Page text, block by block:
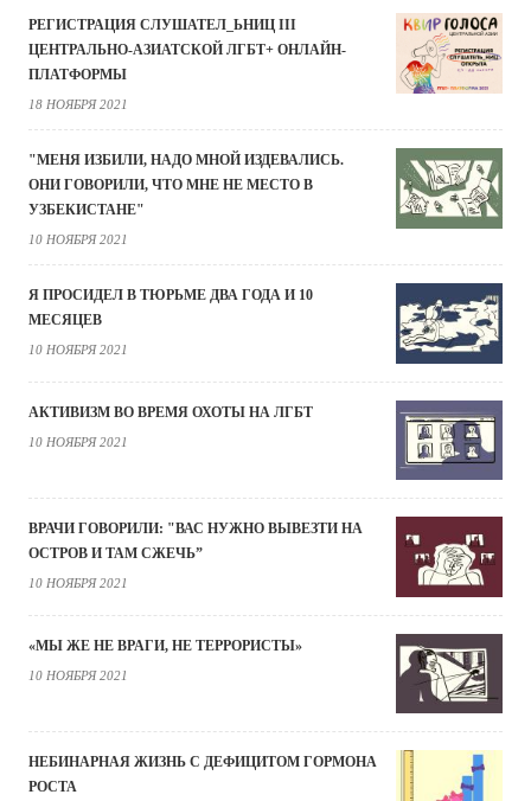
РЕГИСТРАЦИЯ СЛУШАТЕЛ_ЬНИЦ III
ЦЕНТРАЛЬНО-АЗИАТСКОЙ ЛГБТ+ ОНЛАЙН-
ПЛАТФОРМЫ
18 НОЯБРЯ 2021
"МЕНЯ ИЗБИЛИ, НАДО МНОЙ ИЗДЕВАЛИСЬ.
ОНИ ГОВОРИЛИ, ЧТО МНЕ НЕ МЕСТО В
УЗБЕКИСТАНЕ"
10 НОЯБРЯ 2021
Я ПРОСИДЕЛ В ТЮРЬМЕ ДВА ГОДА И 10
МЕСЯЦЕВ
10 НОЯБРЯ 2021
АКТИВИЗМ ВО ВРЕМЯ ОХОТЫ НА ЛГБТ
10 НОЯБРЯ 2021
ВРАЧИ ГОВОРИЛИ: "ВАС НУЖНО ВЫВЕЗТИ НА
ОСТРОВ И ТАМ СЖЕЧЬ”
10 НОЯБРЯ 2021
«МЫ ЖЕ НЕ ВРАГИ, НЕ ТЕРРОРИСТЫ»
10 НОЯБРЯ 2021
НЕБИНАРНАЯ ЖИЗНЬ С ДЕФИЦИТОМ ГОРМОНА
РОСТА